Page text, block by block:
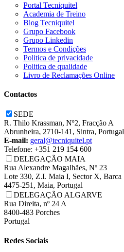
Portal Tecniquitel
Academia de Treino
Blog Tecniquitel
Grupo Facebook
Grupo Linkedin
Termos e Condições
Politica de privacidade
Politica de qualidade
Livro de Reclamações Online
Contactos
SEDE
R. Thilo Krassman, Nº2, Fracção A
Abrunheira, 2710-141, Sintra, Portugal
E-mail: geral@tecniquitel.pt
Telefone: +351 219 154 600
DELEGAÇÃO MAIA
Rua Alexandre Magalhães, Nº 23
Lote 330, Z.I. Maia I, Sector X, Barca
4475-251, Maia, Portugal
DELEGAÇÃO ALGARVE
Rua Direita, nº 24 A
8400-483 Porches
Portugal
Redes Sociais